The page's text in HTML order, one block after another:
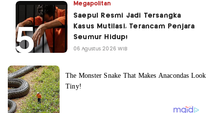
Megapolitan
Saepul Resmi Jadi Tersangka
Kasus Mutilasi, Terancam Penjara
Seumur Hidup!
06 Agustus 2026 WIB